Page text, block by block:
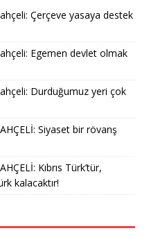
Çerçeve yasaya destek
Egemen devlet olmak
Durduğumuz yeri çok
Siyaset bir rövanş
Kıbrıs Türk’tür,
kalacaktır!